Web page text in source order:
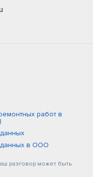
работ в
данных в ООО
разговор может быть